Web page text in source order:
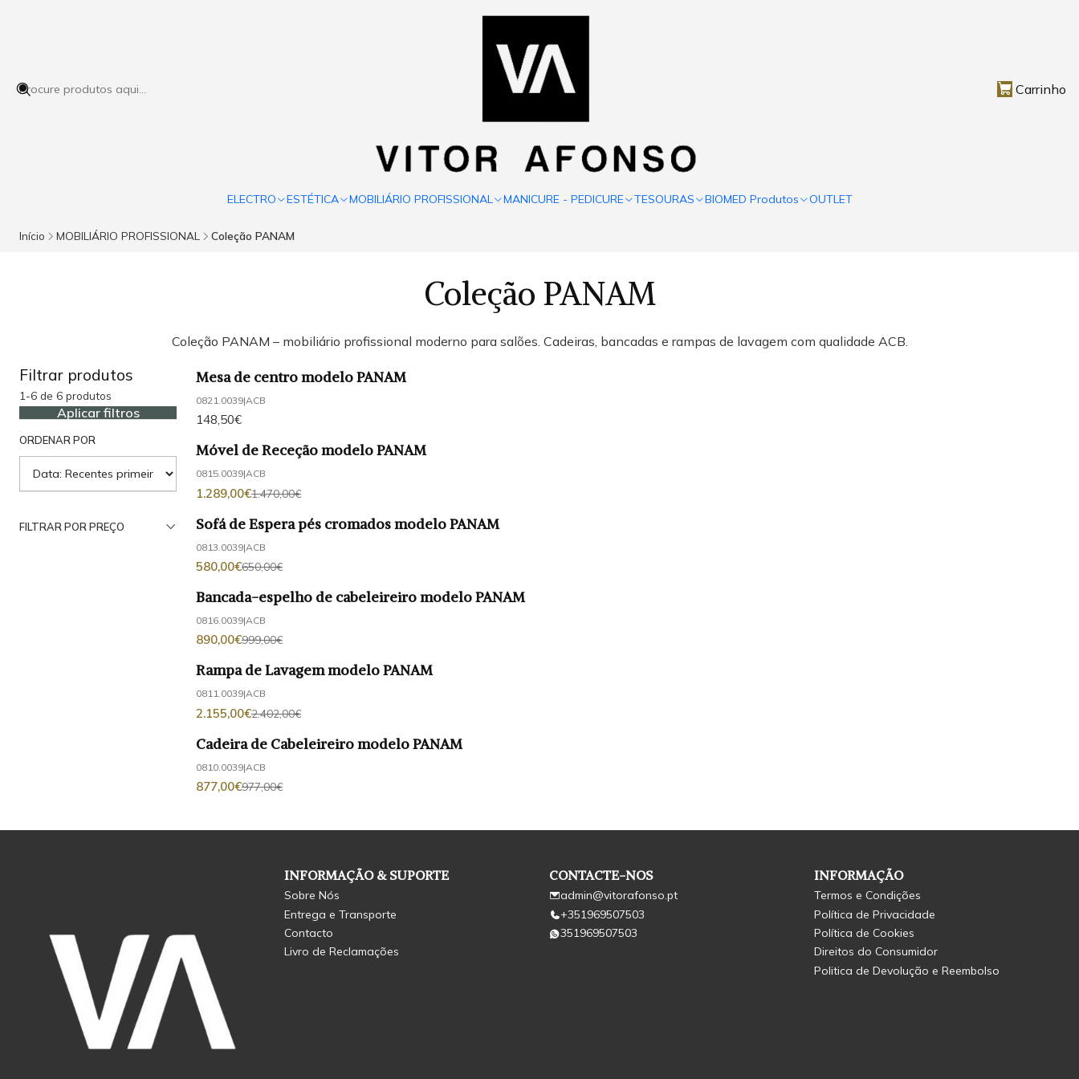
Carrinho
ELECTRO ESTÉTICA MOBILIÁRIO PROFISSIONAL MANICURE - PEDICURE TESOURAS BIOMED Produtos OUTLET
Início MOBILIÁRIO PROFISSIONAL Coleção PANAM
Coleção PANAM
Coleção PANAM – mobiliário profissional moderno para salões. Cadeiras, bancadas e rampas de lavagem com qualidade ACB.
Filtrar produtos
1-6 de 6 produtos
Aplicar filtros
ORDENAR POR
FILTRAR POR PREÇO
Mesa de centro modelo PANAM
0821.0039|ACB
148,50€
-12%DESCONTO
Móvel de Receção modelo PANAM
0815.0039|ACB
1.289,00€1.470,00€
-11% DESCONTO
Sofá de Espera pés cromados modelo PANAM
0813.0039|ACB
580,00€650,00€
-11%DESCONTO
Bancada-espelho de cabeleireiro modelo PANAM
0816.0039|ACB
890,00€999,00€
-10%DESCONTO
Rampa de Lavagem modelo PANAM
0811.0039|ACB
2.155,00€2.402,00€
-10%DESCONTO
Cadeira de Cabeleireiro modelo PANAM
0810.0039|ACB
877,00€977,00€
INFORMAÇÃO & SUPORTE
Sobre Nós
Entrega e Transporte
Contacto
Livro de Reclamações
CONTACTE-NOS
admin@vitorafonso.pt
+351969507503
351969507503
INFORMAÇÃO
Termos e Condições
Política de Privacidade
Política de Cookies
Direitos do Consumidor
Politica de Devolução e Reembolso